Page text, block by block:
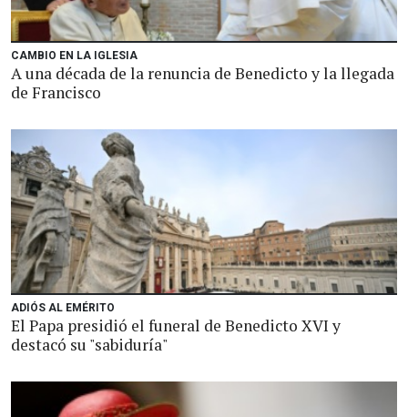
CAMBIO EN LA IGLESIA
A una década de la renuncia de Benedicto y la llegada
de Francisco
ADIÓS AL EMÉRITO
El Papa presidió el funeral de Benedicto XVI y
destacó su "sabiduría"